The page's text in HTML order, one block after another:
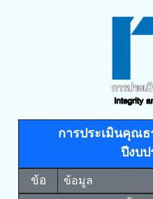
การประเมินคุณธ
ปีงบ
ข้อ ข้อมูล